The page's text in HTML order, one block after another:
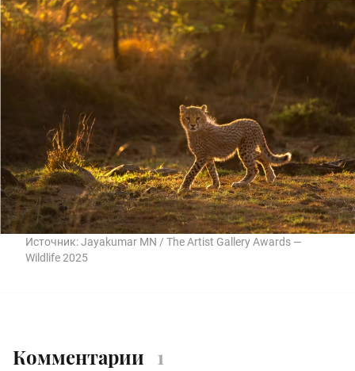
Источник:Jayakumar MN / The Artist Gallery Awards —
Wildlife 2025
Комментарии 1